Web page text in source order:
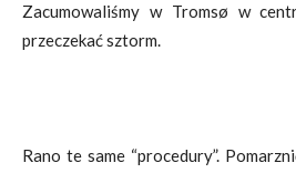
Zacumowaliśmy w Tromsø w
przeczekać sztorm.
Rano te same “procedury”.